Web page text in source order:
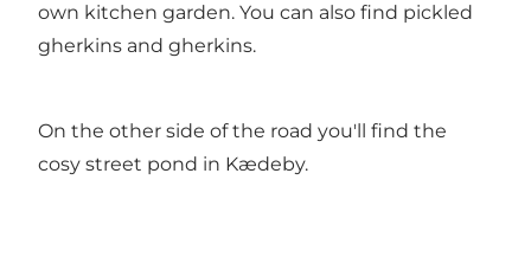
own kitchen garden. You can also find pickled
gherkins and gherkins.
On the other side of the road you'll find the
cosy street pond in Kædeby.